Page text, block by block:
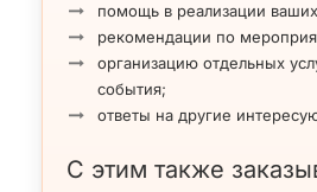
помощь в реализации
рекомендации по
организацию отдельных
события;
ответы на другие
С этим также